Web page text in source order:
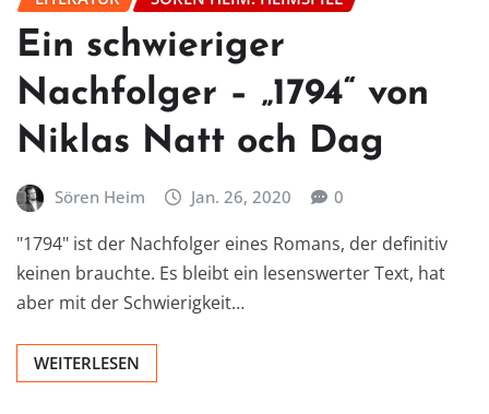
Ein schwieriger
Nachfolger – „1794“ von
Niklas Natt och Dag
Sören Heim Jan. 26, 2020 0
"1794" ist der Nachfolger eines Romans, der definitiv
keinen brauchte. Es bleibt ein lesenswerter Text, hat
aber mit der Schwierigkeit…
WEITERLESEN